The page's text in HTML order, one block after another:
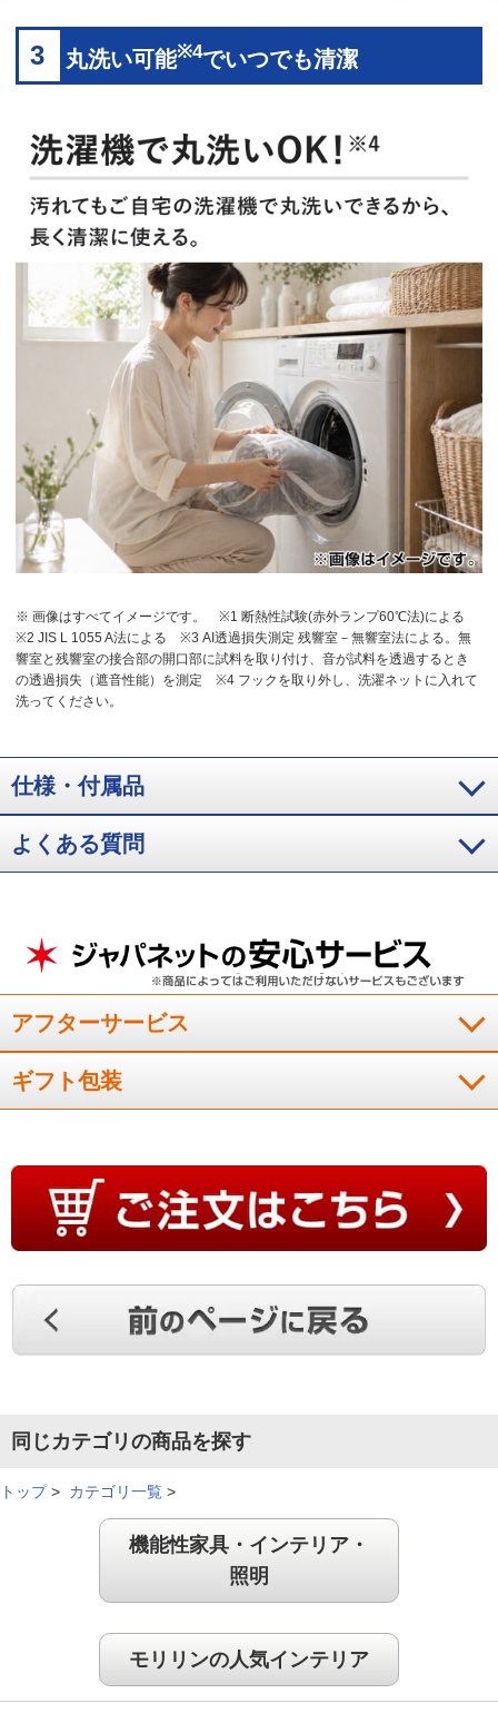
3 丸洗い可能※4でいつでも清潔
※ 画像はすべてイメージです。
※1 断熱性試験(赤外ランプ60℃法)による
※2 JIS L 1055 A法による
※3 AI透過損失測定 残響室－無響室法による。無
響室と残響室の接合部の開口部に試料を取り付け、音が試料を透過するとき
の透過損失（遮音性能）を測定
※4 フックを取り外し、洗濯ネットに入れて
洗ってください。
仕様・付属品
よくある質問
アフターサービス
ギフト包装
同じカテゴリの商品を探す
トップ> カテゴリ一覧 >
機能性家具・インテリア・
照明
モリリンの人気インテリア